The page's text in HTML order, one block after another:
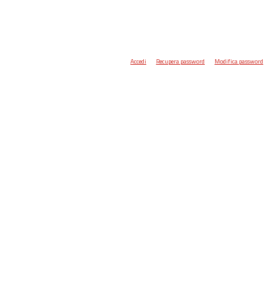
Accedi Recupera password Modifica password